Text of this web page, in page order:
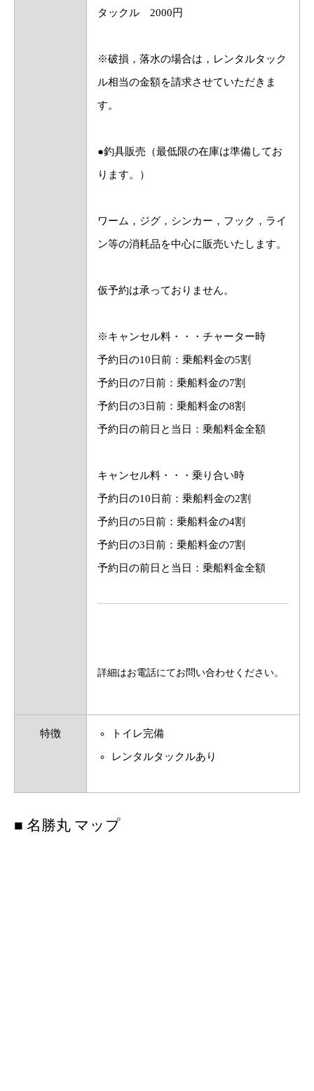
タックル 2000円
※破損，落水の場合は，レンタルタック
ル相当の金額を請求させていただきま
す。
●釣具販売（最低限の在庫は準備してお
ります。）
ワーム，ジグ，シンカー，フック，ライ
ン等の消耗品を中心に販売いたします。
仮予約は承っておりません。
※キャンセル料・・・チャーター時
予約日の10日前：乗船料金の5割
予約日の7日前：乗船料金の7割
予約日の3日前：乗船料金の8割
予約日の前日と当日：乗船料金全額
キャンセル料・・・乗り合い時
予約日の10日前：乗船料金の2割
予約日の5日前：乗船料金の4割
予約日の3日前：乗船料金の7割
予約日の前日と当日：乗船料金全額
詳細はお電話にてお問い合わせください。
特徴 トイレ完備
レンタルタックルあり
■ 名勝丸 マップ